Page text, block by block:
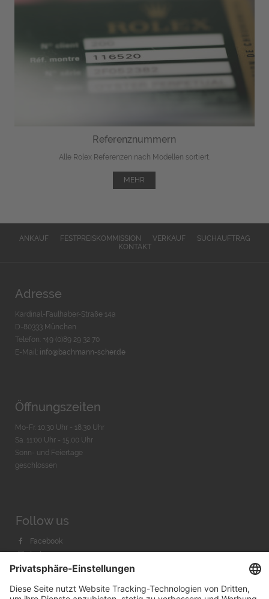
Referenznummern
Alle Rolex Referenzen nach Modellen sortiert.
MEHR
ANKAUF FESTPREISKOMMISSION VERKAUF
SUCHAUFTRAG
KONTAKT
Adresse
Kardinal-Faulhaber-Straße 14a
D-80333 München
Telefon: +49 (0)89 29 32 70
E-Mail: info@bachmann-scher.de
Öffnungszeiten
Mo-Fr. 10:30 Uhr - 18:30 Uhr
Sa. 11:00 Uhr - 15.00 Uhr
Sonn- und Feiertage
geschlossen
Follow us
Facebook
Instagram
Youtube